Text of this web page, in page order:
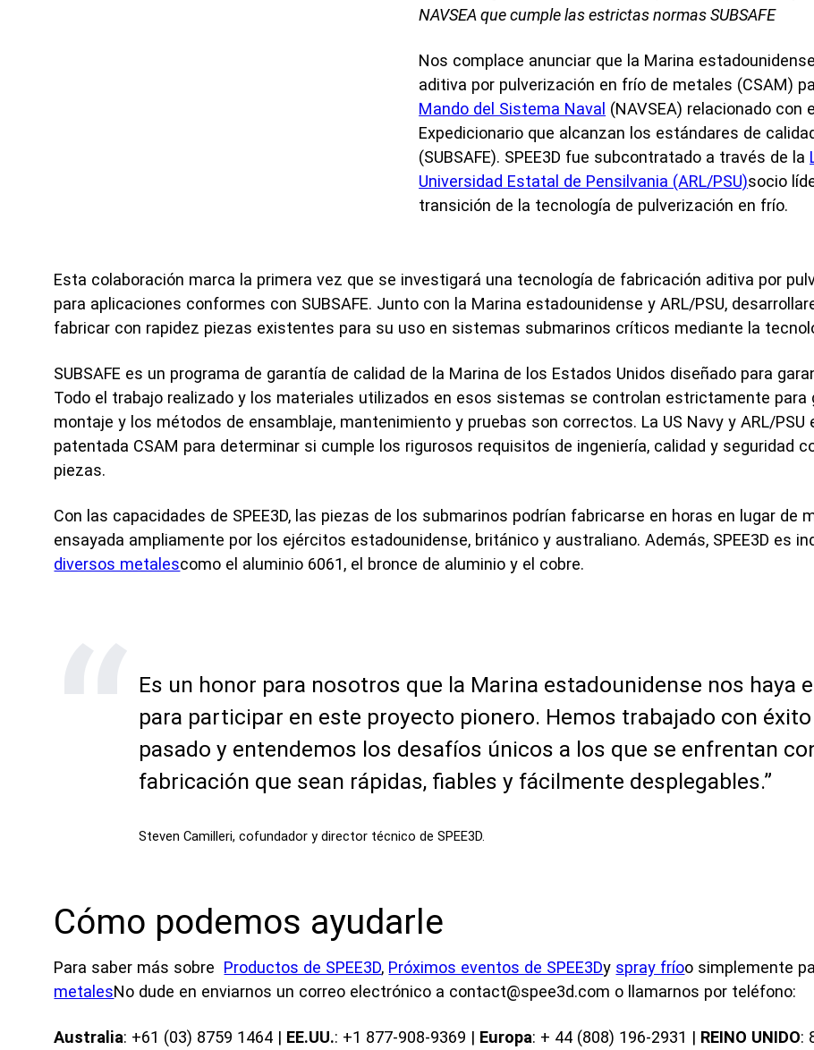
Oficinas de servicios
NAVSEA que cumple las estrictas normas SUBSAFE
Nos complace anunciar que la Marina
aditiva por pulverización en frío de metales (CSAM)
Mando del Sistema Naval (NAVSEA) relacionado
Expedicionario que alcanzan los estándares de
(SUBSAFE). SPEE3D fue subcontratado a través de la
Universidad Estatal de Pensilvania (ARL/PSU)socio
transición de la tecnología de pulverización en frío.
Esta colaboración marca la primera vez que se investigará una tecnología de fabricación aditiva por
para aplicaciones conformes con SUBSAFE. Junto con la Marina estadounidense y ARL/PSU,
fabricar con rapidez piezas existentes para su uso en sistemas submarinos críticos mediante la
SUBSAFE es un programa de garantía de calidad de la Marina de los Estados Unidos diseñado para
Todo el trabajo realizado y los materiales utilizados en esos sistemas se controlan estrictamente para
montaje y los métodos de ensamblaje, mantenimiento y pruebas son correctos. La US Navy y ARL/
patentada CSAM para determinar si cumple los rigurosos requisitos de ingeniería, calidad y seguridad
piezas.
Con las capacidades de SPEE3D, las piezas de los submarinos podrían fabricarse en horas en lugar de
ensayada ampliamente por los ejércitos estadounidense, británico y australiano. Además, SPEE3D es
diversos metalescomo el aluminio 6061, el bronce de aluminio y el cobre.
Es un honor para nosotros que la Marina estadounidense nos haya
para participar en este proyecto pionero. Hemos trabajado con éxito
pasado y entendemos los desafíos únicos a los que se enfrentan
fabricación que sean rápidas, fiables y fácilmente desplegables.
Steven Camilleri, cofundador y director técnico de SPEE3D.
Cómo podemos ayudarle
Para saber más sobre Productos de SPEE3D, Próximos eventos de SPEE3Dy spray fríoo simplemente
metalesNo dude en enviarnos un correo electrónico a contact@spee3d.com o llamarnos por teléfono:
Australia: +61 (03) 8759 1464 | EE.UU.: +1 877-908-9369 | Europa: + 44 (808) 196-2931 | REINO UNIDO: